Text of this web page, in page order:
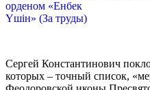
Сергей Константинович
которых – точный список,